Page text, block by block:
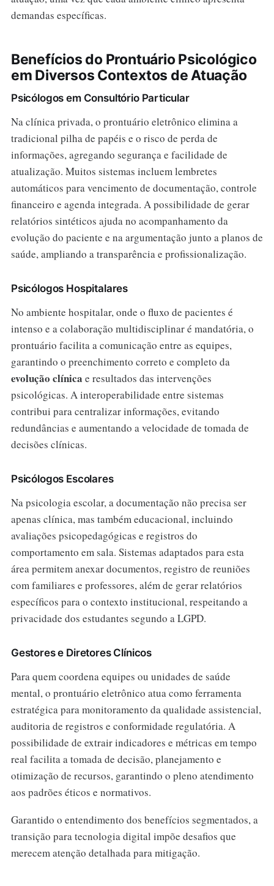
demandas específicas.
Benefícios do Prontuário Psicológico
em Diversos Contextos de Atuação
Psicólogos em Consultório Particular
Na clínica privada, o prontuário eletrônico elimina a
tradicional pilha de papéis e o risco de perda de
informações, agregando segurança e facilidade de
atualização. Muitos sistemas incluem lembretes
automáticos para vencimento de documentação, controle
financeiro e agenda integrada. A possibilidade de gerar
relatórios sintéticos ajuda no acompanhamento da
evolução do paciente e na argumentação junto a planos de
saúde, ampliando a transparência e profissionalização.
Psicólogos Hospitalares
No ambiente hospitalar, onde o fluxo de pacientes é
intenso e a colaboração multidisciplinar é mandatória, o
prontuário facilita a comunicação entre as equipes,
garantindo o preenchimento correto e completo da
evolução clínica e resultados das intervenções
psicológicas. A interoperabilidade entre sistemas
contribui para centralizar informações, evitando
redundâncias e aumentando a velocidade de tomada de
decisões clínicas.
Psicólogos Escolares
Na psicologia escolar, a documentação não precisa ser
apenas clínica, mas também educacional, incluindo
avaliações psicopedagógicas e registros do
comportamento em sala. Sistemas adaptados para esta
área permitem anexar documentos, registro de reuniões
com familiares e professores, além de gerar relatórios
específicos para o contexto institucional, respeitando a
privacidade dos estudantes segundo a LGPD.
Gestores e Diretores Clínicos
Para quem coordena equipes ou unidades de saúde
mental, o prontuário eletrônico atua como ferramenta
estratégica para monitoramento da qualidade assistencial,
auditoria de registros e conformidade regulatória. A
possibilidade de extrair indicadores e métricas em tempo
real facilita a tomada de decisão, planejamento e
otimização de recursos, garantindo o pleno atendimento
aos padrões éticos e normativos.
Garantido o entendimento dos benefícios segmentados, a
transição para tecnologia digital impõe desafios que
merecem atenção detalhada para mitigação.